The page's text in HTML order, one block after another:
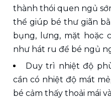
thành thói quen ngủ
thể giúp bé thư giãn
bụng, lưng, mặt hoặc
như hát ru để bé ngủ
Duy trì nhiệt độ
cần có nhiệt độ mát
bé cảm thấy thoải mái